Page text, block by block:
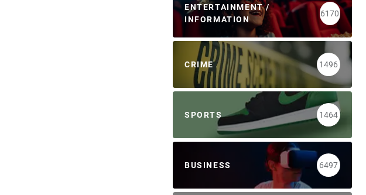
ENTERTAINMENT /
INFORMATION
6170
CRIME 1496
SPORTS 1464
BUSINESS 6497